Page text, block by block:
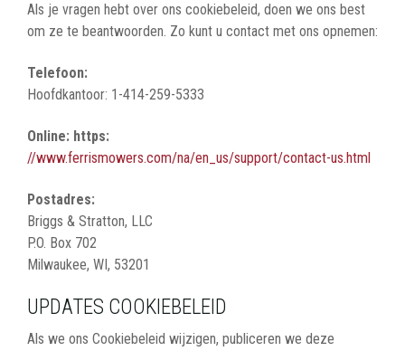
Als je vragen hebt over ons cookiebeleid, doen we ons best
om ze te beantwoorden. Zo kunt u contact met ons opnemen:
Telefoon:
Hoofdkantoor: 1-414-259-5333
Online: https:
//www.ferrismowers.com/na/en_us/support/contact-us.html
Postadres:
Briggs & Stratton, LLC
P.O. Box 702
Milwaukee, WI, 53201
UPDATES COOKIEBELEID
Als we ons Cookiebeleid wijzigen, publiceren we deze